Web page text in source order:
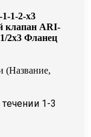
1-1-2-x3
клапан ARI-
2x3 Фланец
(Название,
1-3